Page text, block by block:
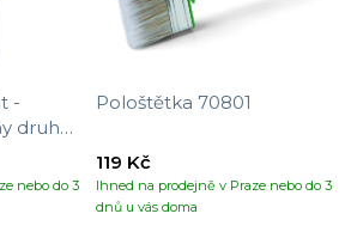
-
druhy
nebo do 3
Pološtětka 70801
Ihned na prodejně v Praze nebo do 3
dnů u vás doma
119 Kč